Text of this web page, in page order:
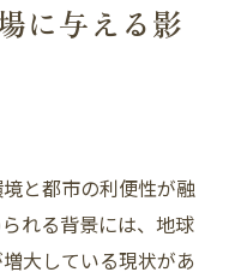
に与える影
と都市の利便性が融
れる背景には、地球
大している現状があ